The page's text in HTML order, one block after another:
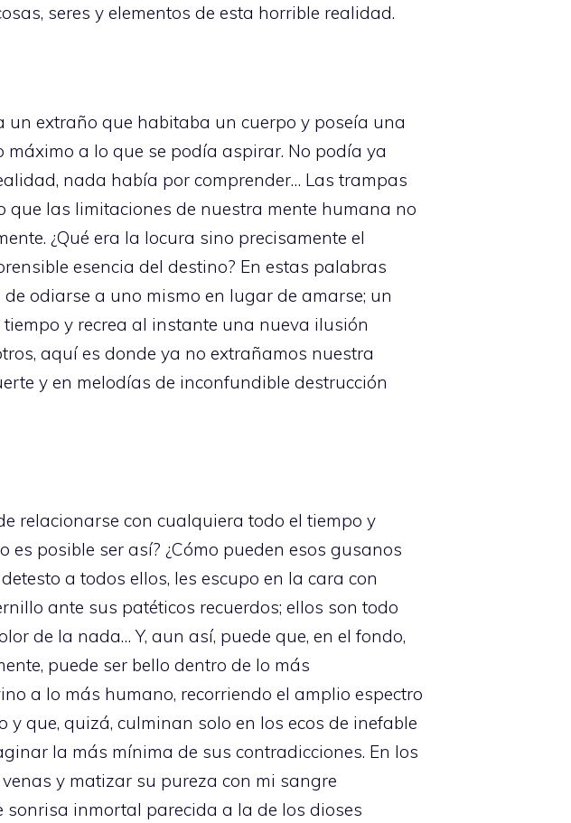
seres y elementos de esta horrible realidad.
un extraño que habitaba un cuerpo y poseía una
a lo que se podía aspirar. No podía ya
nada había por comprender… Las trampas
que las limitaciones de nuestra mente humana no
¿Qué era la locura sino precisamente el
esencia del destino? En estas palabras
odiarse a uno mismo en lugar de amarse; un
y recrea al instante una nueva ilusión
aquí es donde ya no extrañamos nuestra
y en melodías de inconfundible destrucción
relacionarse con cualquiera todo el tiempo y
posible ser así? ¿Cómo pueden esos gusanos
a todos ellos, les escupo en la cara con
ante sus patéticos recuerdos; ellos son todo
de la nada… Y, aun así, puede que, en el fondo,
puede ser bello dentro de lo más
a lo más humano, recorriendo el amplio espectro
que, quizá, culminan solo en los ecos de inefable
la más mínima de sus contradicciones. En los
y matizar su pureza con mi sangre
sonrisa inmortal parecida a la de los dioses